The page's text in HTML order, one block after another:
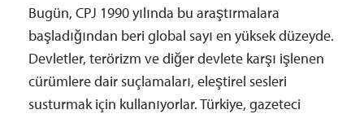
Bugün, CPJ 1990 yılında bu araştırmalara
başladığından beri global sayı en yüksek düzeyde.
Devletler, terörizm ve diğer devlete karşı işlenen
cürümlere dair suçlamaları, eleştirel sesleri
susturmak için kullanıyorlar. Türkiye, gazeteci